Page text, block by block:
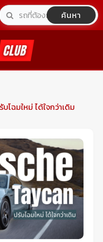
ค้นหา
โฉมใหม่ ได้ใจกว่าเดิม